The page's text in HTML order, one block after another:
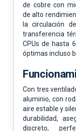
de cobre con
de alto
la circulación
transferencia
CPUs de hasta
óptimas incluso
Con tres
aluminio, con
aire estable y
durabilidad,
discreto,